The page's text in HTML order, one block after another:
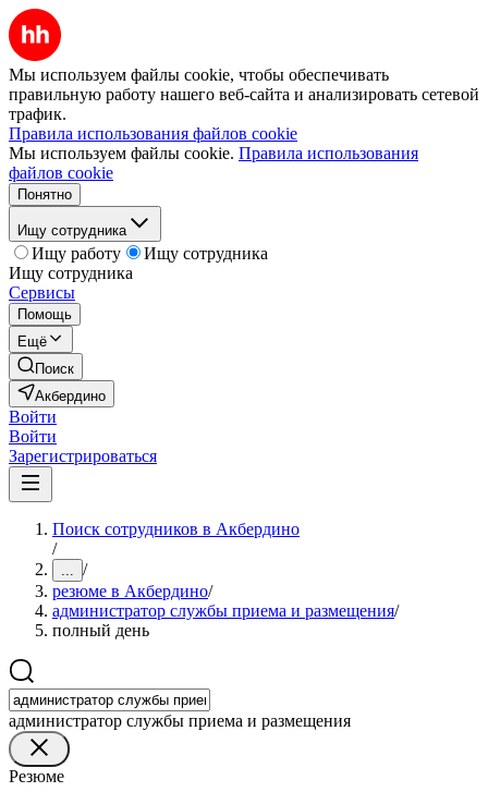
Мы используем файлы cookie, чтобы обеспечивать
правильную работу нашего веб-сайта и анализировать сетевой
трафик.
Правила использования файлов cookie
Мы используем файлы cookie. Правила использования
файлов cookie
Понятно
Ищу сотрудника
Ищу работу
Ищу сотрудника
Ищу сотрудника
Сервисы
Помощь
Ещё
Поиск
Акбердино
Войти
Войти
Зарегистрироваться
Поиск сотрудников в Акбердино
/
... /
резюме в Акбердино/
администратор службы приема и размещения/
полный день
администратор службы приема и размещения
Резюме